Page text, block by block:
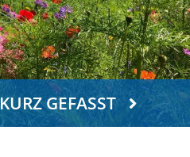
KURZ GEFASST